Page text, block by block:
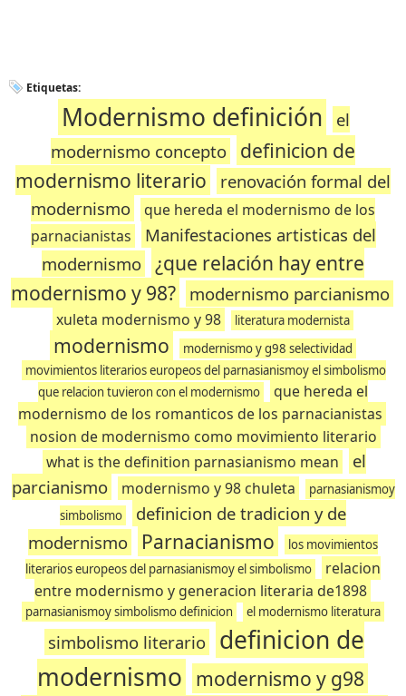
Etiquetas:
Modernismo definición
el
modernismo concepto
definicion de
modernismo literario
renovación formal del
modernismo
que hereda el modernismo de los
parnacianistas
Manifestaciones artisticas del
modernismo ¿que relación hay entre
modernismo y 98?
modernismo parcianismo
xuleta modernismo y 98 literatura modernista
modernismo
modernismo y g98 selectividad
movimientos literarios europeos del parnasianismoy el simbolismo
que relacion tuvieron con el modernismo
que hereda el
modernismo de los romanticos de los parnacianistas
nosion de modernismo como movimiento literario
what is the definition parnasianismo mean
el
parcianismo
modernismo y 98 chuleta
parnasianismoy
simbolismo
definicion de tradicion y de
modernismo
Parnacianismo
los movimientos
literarios europeos del parnasianismoy el simbolismo
relacion
entre modernismo y generacion literaria de1898
parnasianismoy simbolismo definicion el modernismo literatura
simbolismo literario
definicion de
modernismo modernismo y g98